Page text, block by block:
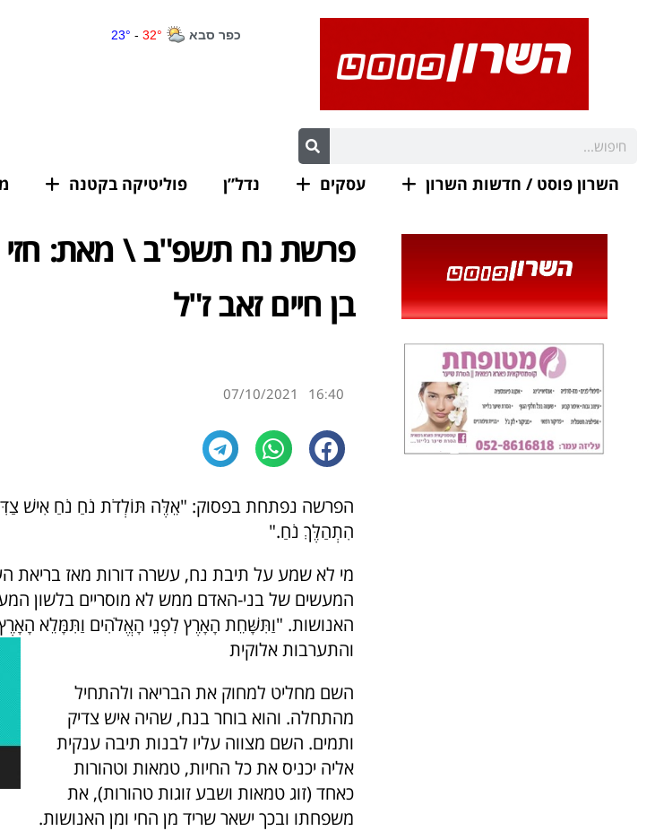
השרון פוסט / חדשות השרון עסקים נדל”ן פוליטיקה בקטנה
פרשת נח תשפ"ב \ מאת: חזי
בן חיים זאב ז"ל
16:40
07/10/2021
הפרשה נפתחת בפסוק: "אֵלֶּה תּוֹלְדֹת נֹחַ נֹחַ אִישׁ
הִתְהַלֶּךְ נֹחַ."
מי לא שמע על תיבת נח, עשרה דורות מאז בריאת
המעשים של בני-האדם ממש לא מוסריים בלשון
האנושות. "וַתִּשָּׁחֵת הָאָרֶץ לִפְנֵי הָאֱלֹהִים וַתִּמָּלֵא
והתערבות אלוקית
השם מחליט למחוק את הבריאה ולהתחיל
מהתחלה. והוא בוחר בנח, שהיה איש צדיק
ותמים. השם מצווה עליו לבנות תיבה ענקית
אליה יכניס את כל החיות, טמאות וטהורות
כאחד (זוג טמאות ושבע זוגות טהורות), את
משפחתו ובכך ישאר שריד מן החי ומן האנושות.